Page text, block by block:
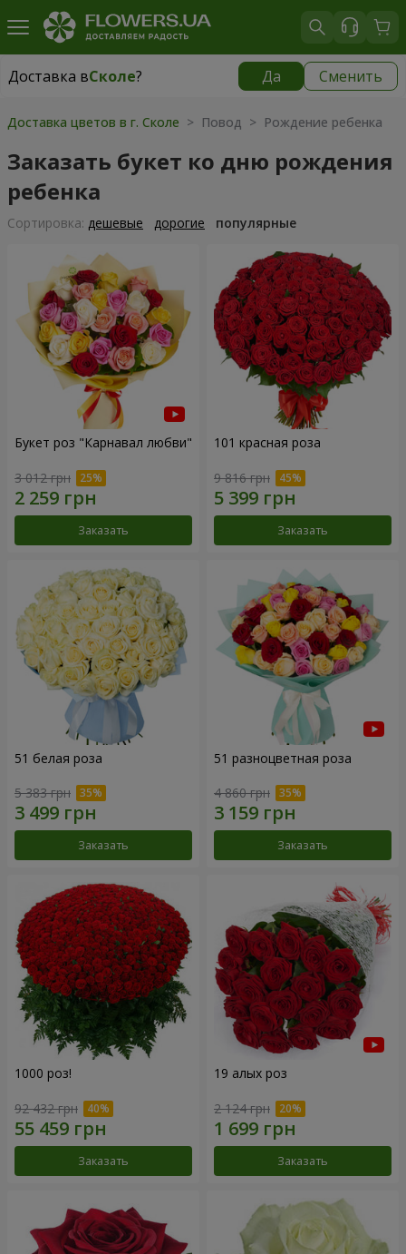
Доставка вСколе? Да Сменить
Доставка вСколе|
Доставка цветов в г. Сколе > Повод > Рождение ребенка
Заказать букет ко дню рождения
ребенка
Cортировка: дешевые дорогие популярные
Букет роз "Карнавал любви"
3 012 грн
Заказать
101 красная роза
9 816 грн
Заказать
51 белая роза
5 383 грн
Заказать
51 разноцветная роза
4 860 грн
Заказать
1000 роз!
92 432 грн
Заказать
19 алых роз
2 124 грн
Заказать